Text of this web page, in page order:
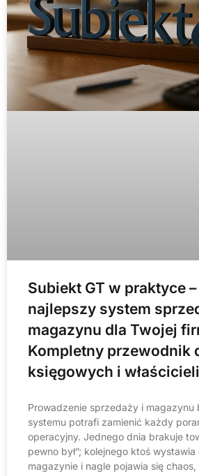
Subiekt GT w praktyce
najlepszy system
magazynu dla Twojej
Kompletny przewodnik
księgowych i właścicieli
Prowadzenie sprzedaży i magazynu
systemu potrafi zamienić każdy
operacyjny. Jednego dnia brakuje
pewno był”; kolejnego ktoś
magazynie i nagle pojawia się